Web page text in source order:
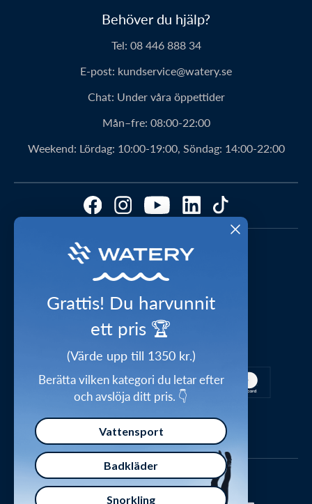
Prisgaranti
Retur
Rabattkoder
Bästa produktrekommendationer
Storleksguider
Videostudio
Shop the look
Inspirations universum
Ge bort ett presentkort
Försäkran om överensstämmelse
Vår historia
Personerna bakom Watery
Klubbavtal
Watery-ambassadör
Kundomdömen
Press
Waterylife – Guider från experter
Integritetspolicy
Handelsvillkor
Behöver du hjälp?
Tel: 08 446 888 34
E-post: kundservice@watery.se
Chat: Under våra öppettider
Mån–fre: 08:00-22:00
Weekend: Lördag: 10:00-19:00, Söndag: 14:00-22:00
1-2 dagars leverans
Säker betalning
Grattis! Du harvunnit
ett pris 🏆
(Värde upp till 1350 kr.)
Berätta vilken kategori du letar efter
och avslöja ditt pris. 👇
Vattensport
Badkläder
Snorkling